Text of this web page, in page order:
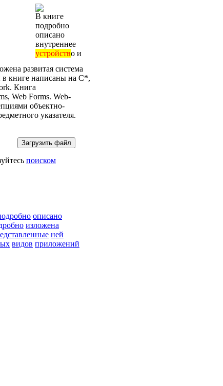
В книге
подробно
описано
внутреннее
устройство и
развитая система
в книге написаны на С*,
Книга
Web Forms. Web-
объектно-
указателя.
поиском
описано
изложена
ней
видов приложений